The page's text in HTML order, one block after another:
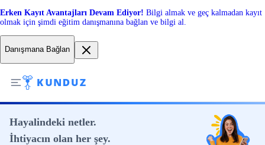
Erken Kayıt Avantajları Devam Ediyor! Bilgi almak ve geç kalmadan kayıt
olmak için şimdi eğitim danışmanına bağlan ve bilgi al.
Danışmana Bağlan
Hayalindeki netler.
İhtiyacın olan her şey.